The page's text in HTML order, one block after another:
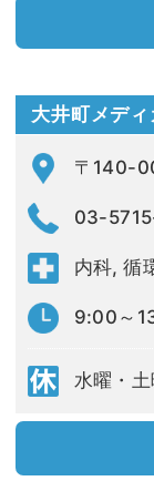
大井町メデ
03-
9:00～
水曜・